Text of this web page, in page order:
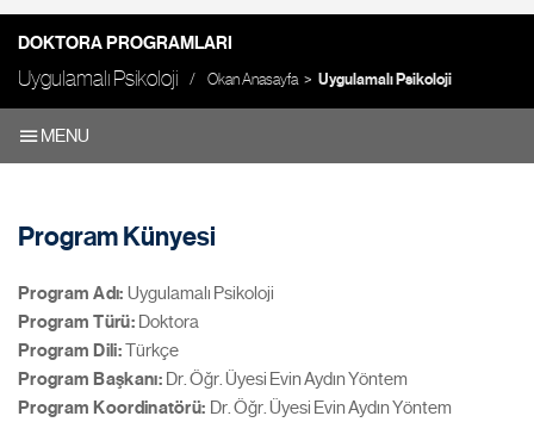
DOKTORA PROGRAMLARI
Uygulamalı Psikoloji Okan Anasayfa Uygulamalı Psikoloji
MENU
Program Künyesi
Program Adı: Uygulamalı Psikoloji
Program Türü: Doktora
Program Dili:Türkçe
Program Başkanı: Dr. Öğr. Üyesi Evin Aydın Yöntem
Program Koordinatörü: Dr. Öğr. Üyesi Evin Aydın Yöntem